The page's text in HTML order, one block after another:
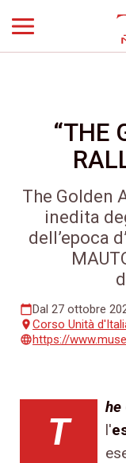
“THE
The Golden
inedita
dell’epoca
calendar_todayDal 27 ottobre
placeCorso Unità
languagehttps://
T
he
l'